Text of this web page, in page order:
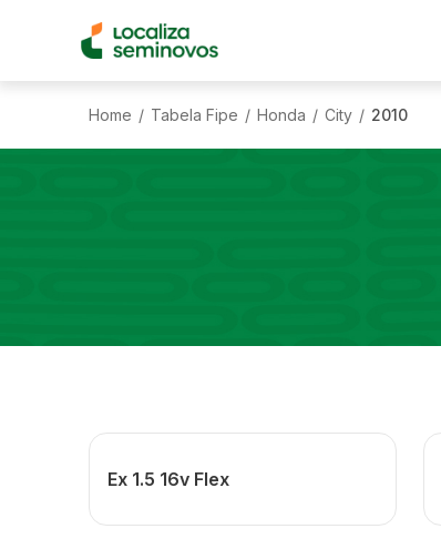
Home / Tabela Fipe / Honda / City / 2010
Ex 1.5 16v Flex